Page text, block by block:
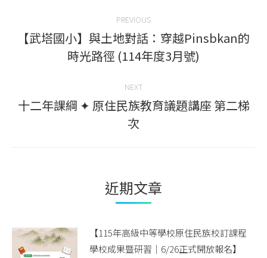
navigation
PREVIOUS
Previous
post:
【武塔國小】與土地對話：穿越Pinsbkan的
時光路徑 (114年度3月號)
NEXT
Next
post:
十二年課綱 ✦ 原住民族教育議題講座 第二梯
次
近期文章
【115年高級中等學校原住民族校訂課程
學校成果暨研習｜6/26正式開放報名】